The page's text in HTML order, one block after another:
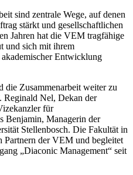
sind zentrale Wege, auf denen
stärkt und gesellschaftlichen
Jahren hat die VEM tragfähige
und sich mit ihrem
Entwicklung
die Zusammenarbeit weiter zu
Nel, Dekan der
für
Benjamin, Managerin der
Stellenbosch. Die Fakultät in
Partnern der VEM und begleitet
„Diaconic Management“ seit